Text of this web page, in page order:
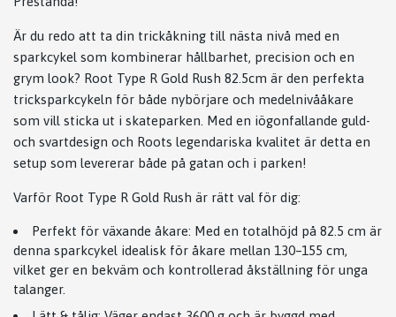
Är du redo att ta din trickåkning till nästa nivå med en
sparkcykel som kombinerar hållbarhet, precision och en
grym look? Root Type R Gold Rush 82.5cm är den perfekta
tricksparkcykeln för både nybörjare och medelnivååkare
som vill sticka ut i skateparken. Med en iögonfallande guld-
och svartdesign och Roots legendariska kvalitet är detta en
setup som levererar både på gatan och i parken!
Varför Root Type R Gold Rush är rätt val för dig:
Perfekt för växande åkare: Med en totalhöjd på 82.5 cm är
denna sparkcykel idealisk för åkare mellan 130–155 cm,
vilket ger en bekväm och kontrollerad åkställning för unga
talanger.